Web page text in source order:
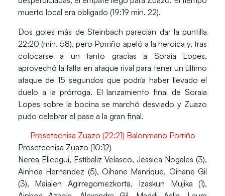
muerto local era obligado (19:19 min. 22).
Dos goles más de Steinbach parecían dar la puntilla
22:20 (min. 58), pero Porriño apeló a la heroica y, tras
colocarse a un tanto gracias a Soraia Lopes,
aprovechó la falta en ataque rival para tener un último
ataque de 15 segundos que podría haber llevado el
duelo a la prórroga. El lanzamiento final de Soraia
Lopes sobre la bocina se marchó desviado y Zuazo
pudo celebrar el pase a la gran final.
Prosetecnisa Zuazo (22:21) Balonmano Porriño
Prosetecnisa Zuazo (10:12)
Nerea Elicegui, Estíbaliz Velasco, Jéssica Nogales (3),
Ainhoa Hernández (5), Oihane Manrique, Oihane Gil
(3), Maialen Agirregomezkorta, Izaskun Mujika (1),